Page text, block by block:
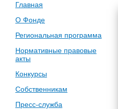
Главная
О Фонде
Региональная программа
Нормативные правовые
акты
Конкурсы
Собственникам
Пресс-служба